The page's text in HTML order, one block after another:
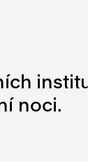
noci.